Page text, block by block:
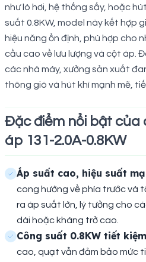
như lò hơi, hệ thống sấy, hoặc
suất 0.8KW, model này kết hợp
hiệu năng ổn định, phù hợp cho
cầu cao về lưu lượng và cột áp.
các nhà máy, xưởng sản xuất
thông gió và hút khí mạnh mẽ,
Đặc điểm nổi bật của
áp 131-2.0A-0.8KW
Áp suất cao, hiệu suất
cong hướng về phía trước và
ra áp suất lớn, lý tưởng cho
dài hoặc kháng trở cao.
Công suất 0.8KW tiết
cao, quạt vẫn đảm bảo mức